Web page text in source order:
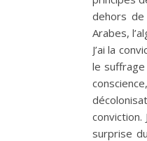
dehors de
Arabes,
J’ai la
le
conviction.
surprise